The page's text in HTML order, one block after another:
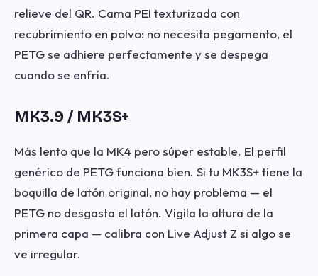
relieve del QR. Cama PEI texturizada con
recubrimiento en polvo: no necesita pegamento, el
PETG se adhiere perfectamente y se despega
cuando se enfría.
MK3.9 / MK3S+
Más lento que la MK4 pero súper estable. El perfil
genérico de PETG funciona bien. Si tu MK3S+ tiene la
boquilla de latón original, no hay problema — el
PETG no desgasta el latón. Vigila la altura de la
primera capa — calibra con Live Adjust Z si algo se
ve irregular.